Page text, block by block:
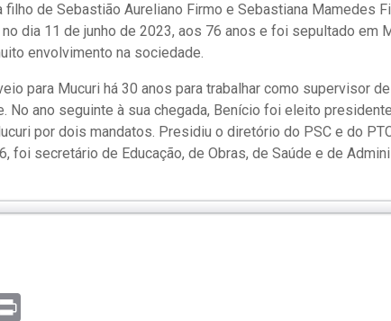
filho de Sebastião Aureliano Firmo e Sebastiana Mamedes
dia 11 de junho de 2023, aos 76 anos e foi sepultado em
envolvimento na sociedade.
para Mucuri há 30 anos para trabalhar como supervisor
No ano seguinte à sua chegada, Benício foi eleito
por dois mandatos. Presidiu o diretório do PSC e do
foi secretário de Educação, de Obras, de Saúde e de